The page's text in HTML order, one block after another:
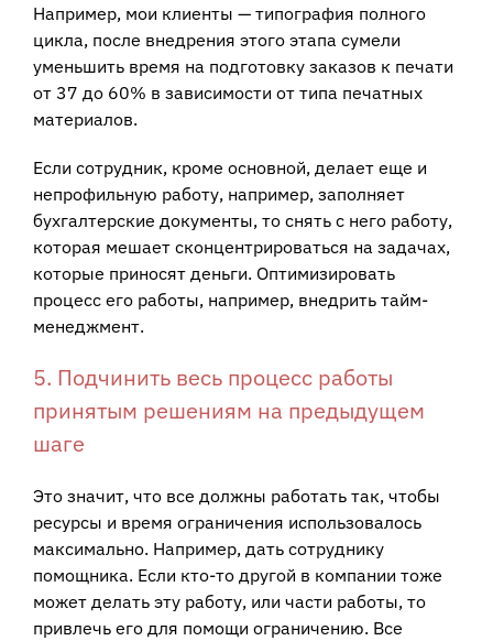
Например, мои клиенты — типография полного
цикла, после внедрения этого этапа сумели
уменьшить время на подготовку заказов к печати
от 37 до 60% в зависимости от типа печатных
материалов.
Если сотрудник, кроме основной, делает еще и
непрофильную работу, например, заполняет
бухгалтерские документы, то снять с него работу,
которая мешает сконцентрироваться на задачах,
которые приносят деньги. Оптимизировать
процесс его работы, например, внедрить тайм-
менеджмент.
5. Подчинить весь процесс работы
принятым решениям на предыдущем
шаге
Это значит, что все должны работать так, чтобы
ресурсы и время ограничения использовалось
максимально. Например, дать сотруднику
помощника. Если кто-то другой в компании тоже
может делать эту работу, или части работы, то
привлечь его для помощи ограничению. Все